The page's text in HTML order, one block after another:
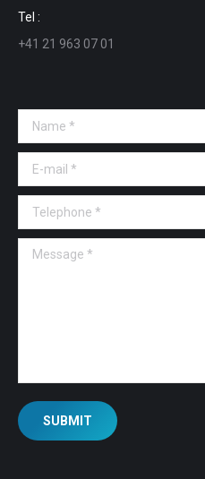
window
Tel :
+41 21 963 07 01
Name *
E-mail *
Telephone *
Message *
SUBMIT